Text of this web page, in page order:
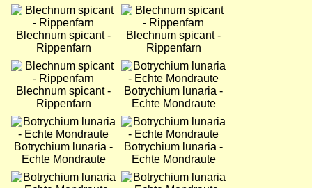
Bild
Blechnum spicant -
Rippenfarn
Bild
Blechnum spicant -
Rippenfarn
Bild
Blechnum spicant -
Rippenfarn
Bild
Botrychium lunaria -
Echte Mondraute
Bild
Botrychium lunaria -
Echte Mondraute
Bild
Botrychium lunaria -
Echte Mondraute
Bild
Bild